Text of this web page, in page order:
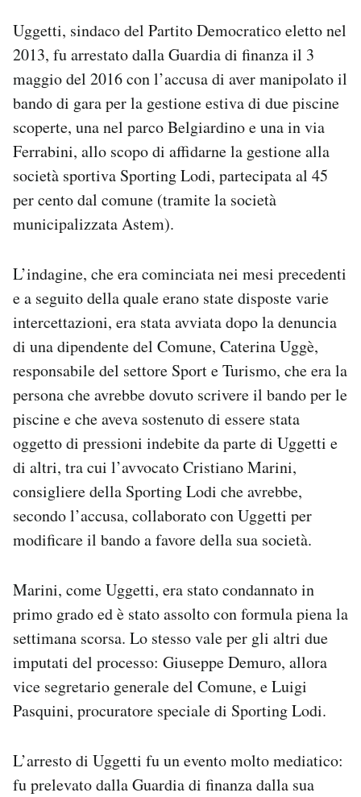
Uggetti, sindaco del Partito Democratico eletto nel
2013, fu arrestato dalla Guardia di finanza il 3
maggio del 2016 con l’accusa di aver manipolato il
bando di gara per la gestione estiva di due piscine
scoperte, una nel parco Belgiardino e una in via
Ferrabini, allo scopo di affidarne la gestione alla
società sportiva Sporting Lodi, partecipata al 45
per cento dal comune (tramite la società
municipalizzata Astem).
L’indagine, che era cominciata nei mesi precedenti
e a seguito della quale erano state disposte varie
intercettazioni, era stata avviata dopo la denuncia
di una dipendente del Comune, Caterina Uggè,
responsabile del settore Sport e Turismo, che era la
persona che avrebbe dovuto scrivere il bando per le
piscine e che aveva sostenuto di essere stata
oggetto di pressioni indebite da parte di Uggetti e
di altri, tra cui l’avvocato Cristiano Marini,
consigliere della Sporting Lodi che avrebbe,
secondo l’accusa, collaborato con Uggetti per
modificare il bando a favore della sua società.
Marini, come Uggetti, era stato condannato in
primo grado ed è stato assolto con formula piena la
settimana scorsa. Lo stesso vale per gli altri due
imputati del processo: Giuseppe Demuro, allora
vice segretario generale del Comune, e Luigi
Pasquini, procuratore speciale di Sporting Lodi.
L’arresto di Uggetti fu un evento molto mediatico:
fu prelevato dalla Guardia di finanza dalla sua